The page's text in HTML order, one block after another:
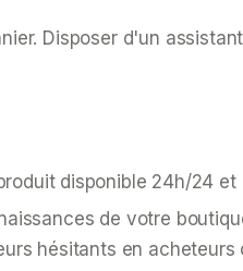
Disposer d'un
disponible 24h/24
de votre
hésitants en acheteurs